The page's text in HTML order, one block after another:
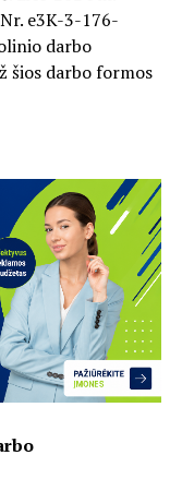
e3K-3-176-
darbo
šios darbo formos